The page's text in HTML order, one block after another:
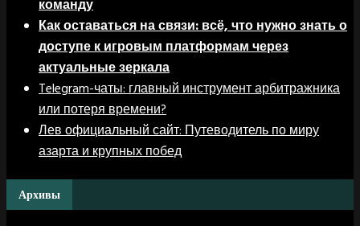
команду
Как оставаться на связи: всё, что нужно знать о
доступе к игровым платформам через
актуальные зеркала
Telegram-чаты: главный инструмент арбитражника
или потеря времени?
Лев официальный сайт: Путеводитель по миру
азарта и крупных побед
Архивы